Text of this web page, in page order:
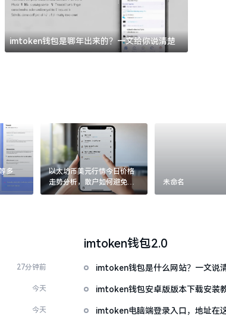
imtoken钱包是哪年出来的？一文给你说清楚
多
以太坊币美元行情今日价格
走势分析，散户如何避免追
涨杀跌被套牢
未命名
27分钟前
今天
今天
imtoken钱包2.0
imtoken钱包是什么网站？一文说
imtoken钱包安卓版版本下载安装
imtoken电脑端登录入口，地址在